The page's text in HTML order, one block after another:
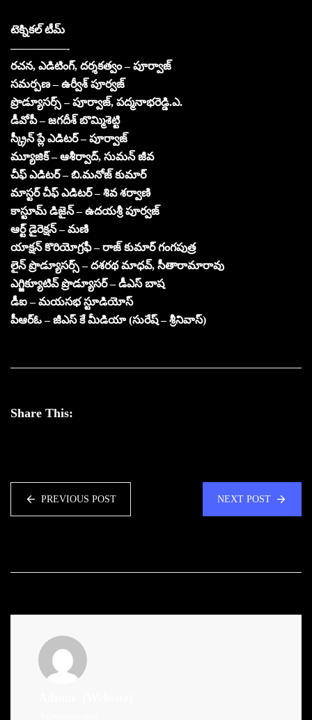
టెక్నికల్ టీమ్
—————-
రచన, ఎడిటింగ్, దర్శకత్వం – పూర్వాజ్
సమర్పణ – ఉర్వీశ్ పూర్వజ్
ప్రొడ్యూసర్స్ – పూర్వాజ్, పద్మనాభరెడ్డి.ఎ.
డీవోపీ – జగదీశ్ బొమ్మిశెట్టి
స్క్రీన్ ప్లే ఎడిటర్ – పూర్వాజ్
మ్యూజిక్ – ఆశీర్వాద్, సుమన్ జీవ
చీఫ్ ఎడిటర్ – బి.మనోజ్ కుమార్
మాస్టర్ చీఫ్ ఎడిటర్ – శివ శర్వాణి
కాస్టూమ్ డిజైన్ – ఉదయశ్రీ పూర్వజ్
ఆర్ట్ డైరెక్షన్ – మణి
యాక్షన్ కొరియోగ్రఫీ – రాజ్ కుమార్ గంగపుత్ర
లైన్ ప్రొడ్యూసర్స్ – దశరథ మాధవ్, సీతారామారావు
ఎగ్జిక్యూటివ్ ప్రొడ్యూసర్ – డీఎస్ బాష
డీఐ – మయసభ స్టూడియోస్
పీఆర్ఓ – జీఎస్ కే మీడియా (సురేష్ – శ్రీనివాస్)
Share This:
PREVIOUS POST NEXT POST